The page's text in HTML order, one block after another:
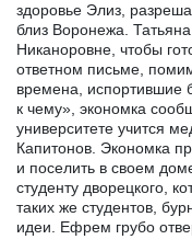
здоровье Элиз,
близ Воронежа.
Никаноровне, чтобы
ответном письме,
времена, испортившие
к чему», экономка
университете учится
Капитонов. Экономка
и поселить в своем
студенту дворецкого,
таких же студентов,
идеи. Ефрем грубо